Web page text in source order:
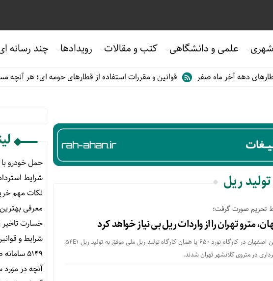
شهری علمی و دانشگاهی کتب و مقالات رویدادها چند رسانه
دهه آخر ماه صفر قوانین و مقررات استفاده از قطارهای حومه ای؛ هر آنچه
ریل
تحریم صورت گرفت؛
برای اولین بار در کشور تلاشگران ذوب آهن اصفهان در کارگاه نورد ۶۵۰ یا همان کارگاه تولید ریل ملی موفق به تولید ریل ۵۴E۱
حمل خودرو با
شرایط
نکات مهم
معرفی
خسارت
شرایط و
۵۱۴۹ سامانه صدای مسافر راه آهن
آنچه در مورد